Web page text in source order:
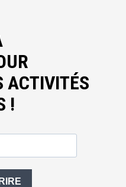
ACTIVITÉS
!